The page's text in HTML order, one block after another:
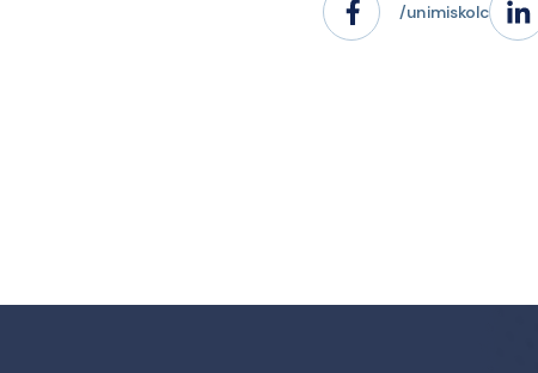
/unimiskolc